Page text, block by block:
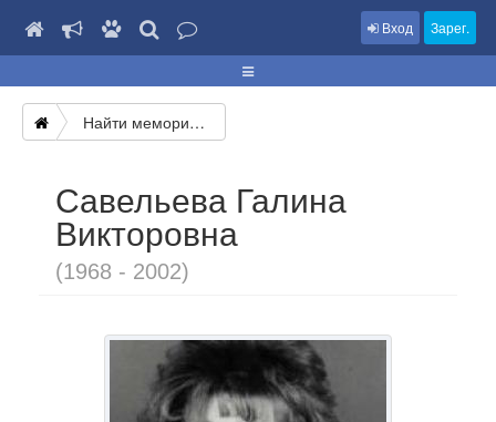
Вход Зарег.
Найти мемориал
Савельева Галина
Викторовна
(1968 - 2002)